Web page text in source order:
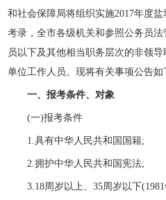
和社会保障局将组织实施2017年度
考录，全市各级机关和参照公务员
员以下及其他相当职务层次的非领
单位工作人员。现将有关事项公告如
一、报考条件、对象
(一)报考条件
1.具有中华人民共和国国籍;
2.拥护中华人民共和国宪法;
3.18周岁以上、35周岁以下(1981